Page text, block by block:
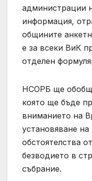
администрации
информация,
общините
е за всеки ВиК
отделен
НСОРБ ще
която ще бъде
вниманието на
установяване
обстоятелства
безводието в
събрание.